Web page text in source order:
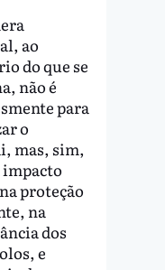
ao
do que se
não é
para
o
mas, sim,
proteção
na
dos
e